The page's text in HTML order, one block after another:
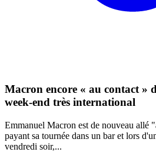
Macron encore « au contact »
week-end très international
Emmanuel Macron est de nouveau allé
payant sa tournée dans un bar et lors
vendredi soir,...